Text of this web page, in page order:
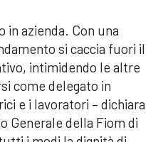
in azienda. Con una
si caccia fuori il
intimidendo le altre
come delegato in
e i lavoratori – dichiara
Generale della Fiom di